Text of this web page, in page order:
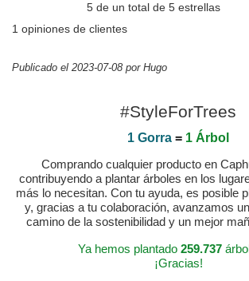
5 de un total de 5 estrellas
1 opiniones de clientes
Publicado el 2023-07-08 por Hugo
#StyleForTrees
1 Gorra = 1 Árbol
Comprando cualquier producto en
contribuyendo a plantar árboles en los
más lo necesitan. Con tu ayuda, es posible
y, gracias a tu colaboración, avanzamos
camino de la sostenibilidad y un mejor
Ya hemos plantado 259.737
¡Gracias!